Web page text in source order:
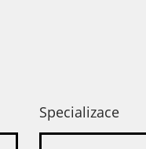
Specializace